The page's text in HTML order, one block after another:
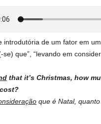
introdutória de um fator em
se) que”, “levando em
that it’s Christmas, how
que é Natal,